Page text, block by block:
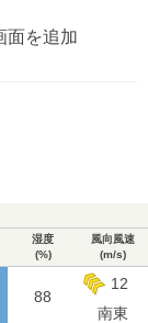
面を追加
湿度
(%)
風向風速
(m/s)
88
12
南東